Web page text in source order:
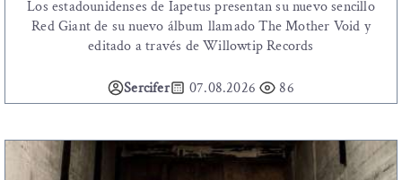
Los estadounidenses de Iapetus presentan su nuevo sencillo
Red Giant de su nuevo álbum llamado The Mother Void y
editado a través de Willowtip Records
Sercifer 07.08.2026 86